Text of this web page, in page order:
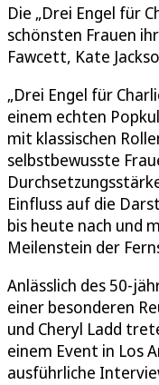
Die „Drei Engel für
schönsten Frauen
Fawcett, Kate
„Drei Engel für
einem echten
mit klassischen
selbstbewusste
Einfluss auf die
bis heute nach und
Meilenstein der
Anlässlich des 50-
einer besonderen
und Cheryl Ladd
einem Event in Los
ausführliche